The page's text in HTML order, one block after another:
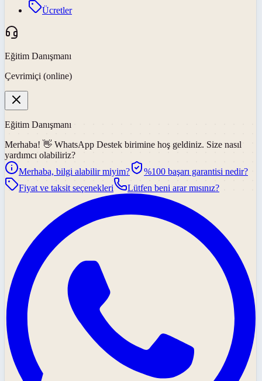
Ücretler
Eğitim Danışmanı
Çevrimiçi (online)
Eğitim Danışmanı
Merhaba! 👋 WhatsApp Destek birimine hoş geldiniz. Size nasıl
yardımcı olabiliriz?
Merhaba, bilgi alabilir miyim?
%100 başarı garantisi nedir?
Fiyat ve taksit seçenekleri
Lütfen beni arar mısınız?